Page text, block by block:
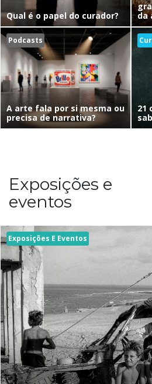
Qual é o papel do curador?
da
Podcasts
A arte fala por si mesma ou
precisa de narrativa?
21
Exposições e
eventos
Exposições E Eventos